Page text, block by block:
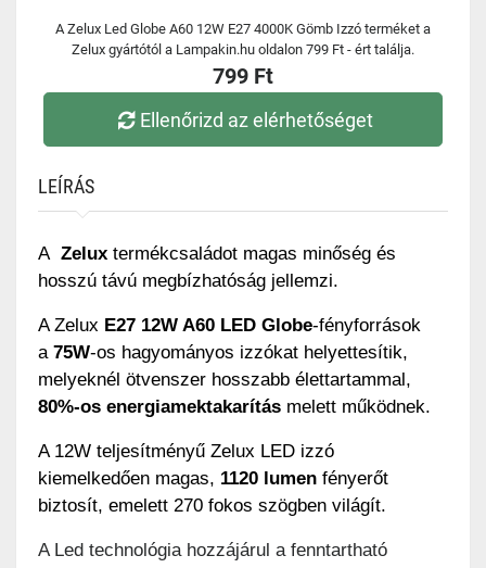
A Zelux Led Globe A60 12W E27 4000K Gömb Izzó terméket a
Zelux gyártótól a Lampakin.hu oldalon 799 Ft - ért találja.
799 Ft
Ellenőrizd az elérhetőséget
LEÍRÁS
A Zelux termékcsaládot magas minőség és
hosszú távú megbízhatóság jellemzi.
A Zelux E27 12W A60 LED Globe-fényforrások
a 75W-os hagyományos izzókat helyettesítik,
melyeknél ötvenszer hosszabb élettartammal,
80%-os energiamektakarítás melett működnek.
A 12W teljesítményű Zelux LED izzó
kiemelkedően magas, 1120 lumen fényerőt
biztosít, emelett 270 fokos szögben világít.
A Led technológia hozzájárul a fenntartható